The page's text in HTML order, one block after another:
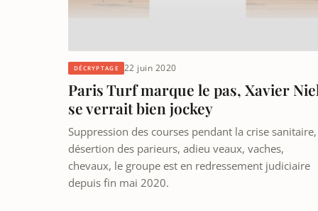
DÉCRYPTAGE 22 juin 2020
Paris Turf marque le pas, Xavier
se verrait bien jockey
Suppression des courses pendant la crise sanitaire,
désertion des parieurs, adieu veaux, vaches,
chevaux, le groupe est en redressement judiciaire
depuis fin mai 2020.